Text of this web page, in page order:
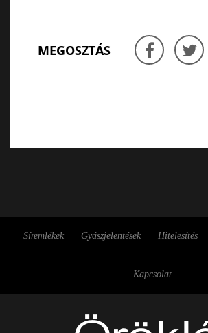
MEGOSZTÁS
Síremlékek Gyászjelentések Hitelesítés
Kapcsolat